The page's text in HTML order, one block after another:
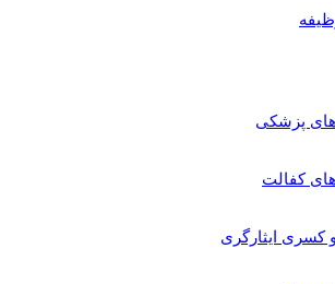
پزشکی
ایثارگری